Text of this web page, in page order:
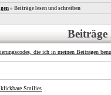
» Beiträge lesen und schreiben
Beiträge
die ich in meinen Beiträgen
Smilies